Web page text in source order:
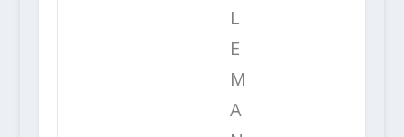
L
E
M
A